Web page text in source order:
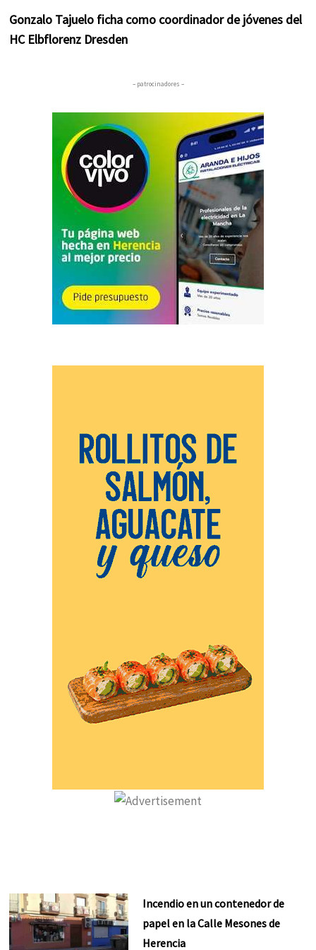
Gonzalo Tajuelo ficha como coordinador de jóvenes del
HC Elbflorenz Dresden
– patrocinadores –
Incendio en un contenedor de
papel en la Calle Mesones de
Herencia